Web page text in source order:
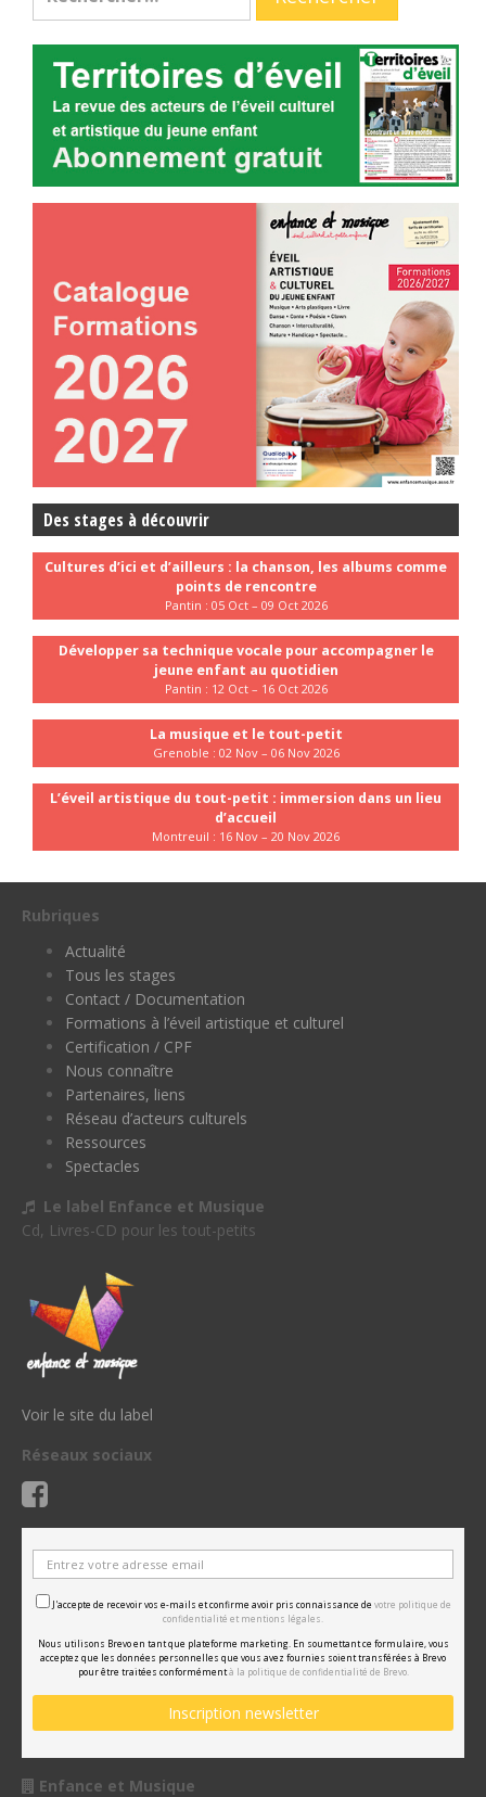
Des stages à découvrir
Cultures d’ici et d’ailleurs : la chanson, les albums comme
points de rencontre
Pantin : 05 Oct – 09 Oct 2026
Développer sa technique vocale pour accompagner le
jeune enfant au quotidien
Pantin : 12 Oct – 16 Oct 2026
La musique et le tout-petit
Grenoble : 02 Nov – 06 Nov 2026
L’éveil artistique du tout-petit : immersion dans un lieu
d’accueil
Montreuil : 16 Nov – 20 Nov 2026
Rubriques
Actualité
Tous les stages
Contact / Documentation
Formations à l’éveil artistique et culturel
Certification / CPF
Nous connaître
Partenaires, liens
Réseau d’acteurs culturels
Ressources
Spectacles
Le label Enfance et Musique
Cd, Livres-CD pour les tout-petits
Voir le site du label
Réseaux sociaux
J'accepte de recevoir vos e-mails et confirme avoir pris connaissance de votre politique de
confidentialité et mentions légales.
Nous utilisons Brevo en tant que plateforme marketing. En soumettant ce formulaire, vous
acceptez que les données personnelles que vous avez fournies soient transférées à Brevo
pour être traitées conformémentà la politique de confidentialité de Brevo.
Enfance et Musique